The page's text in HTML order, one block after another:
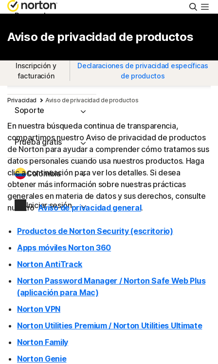
Personal
Recursos
Soporte
Prueba gratis
Colombia
Iniciar sesión
Aviso de privacidad de productos
Inscripción y
facturación
Declaraciones de privacidad específicas
de productos
Privacidad Aviso de privacidad de productos
En nuestra búsqueda continua de transparencia,
compartimos nuestro Aviso de privacidad de productos
de Norton para ayudar a comprender cómo tratamos sus
datos personales cuando usa nuestros productos. Haga
clic a continuación para ver los detalles. Si desea
obtener más información sobre nuestras prácticas
generales en materia de datos y sus derechos, consulte
nuestroAviso de privacidad general.
Productos de Norton Security (escritorio)
Apps móviles Norton 360
Norton AntiTrack
Norton Password Manager / Norton Safe Web Plus
(aplicación para Mac)
Norton VPN
Norton Utilities Premium / Norton Utilities Ultimate
Norton Family
Norton Genie